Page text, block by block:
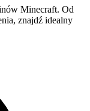
Minecraft. Od
znajdź idealny